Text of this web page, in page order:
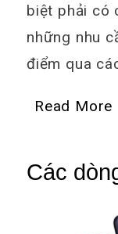
biệt phải có
những nhu
điểm qua
Read More
Các
mới